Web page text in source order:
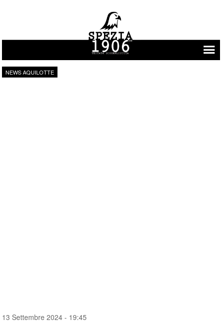
Vai al contenuto
NEWS AQUILOTTE
13 Settembre 2024 - 19:45